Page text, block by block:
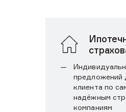
предложений
клиента по
надёжным
компаниям